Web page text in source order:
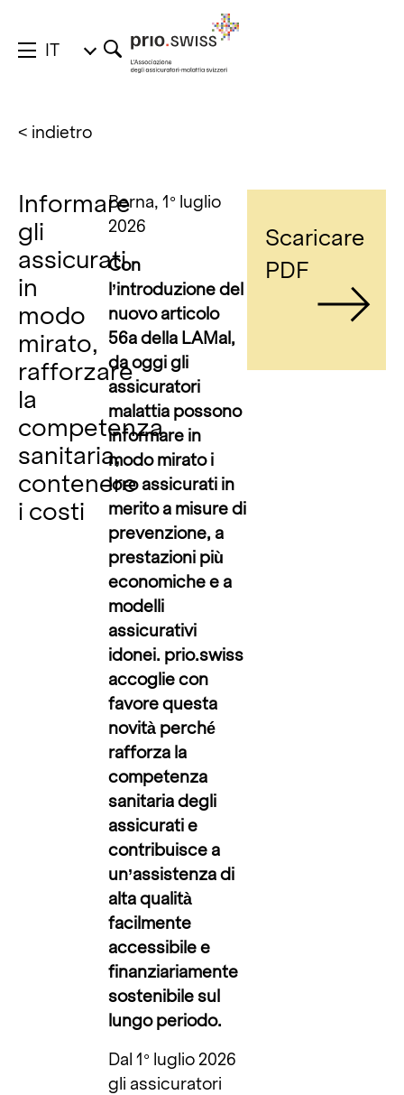
IT
< indietro
Informare
gli
assicurati
in
modo
mirato,
rafforzare
la
competenza
sanitaria,
contenere
i costi
Berna, 1° luglio
2026
Con
l’introduzione del
nuovo articolo
56a della LAMal,
da oggi gli
assicuratori
malattia possono
informare in
modo mirato i
loro assicurati in
merito a misure di
prevenzione, a
prestazioni più
economiche e a
modelli
assicurativi
idonei. prio.swiss
accoglie con
favore questa
novità perché
rafforza la
competenza
sanitaria degli
assicurati e
contribuisce a
un’assistenza di
alta qualità
facilmente
accessibile e
finanziariamente
sostenibile sul
lungo periodo.
Dal 1° luglio 2026
gli assicuratori
Scaricare
PDF